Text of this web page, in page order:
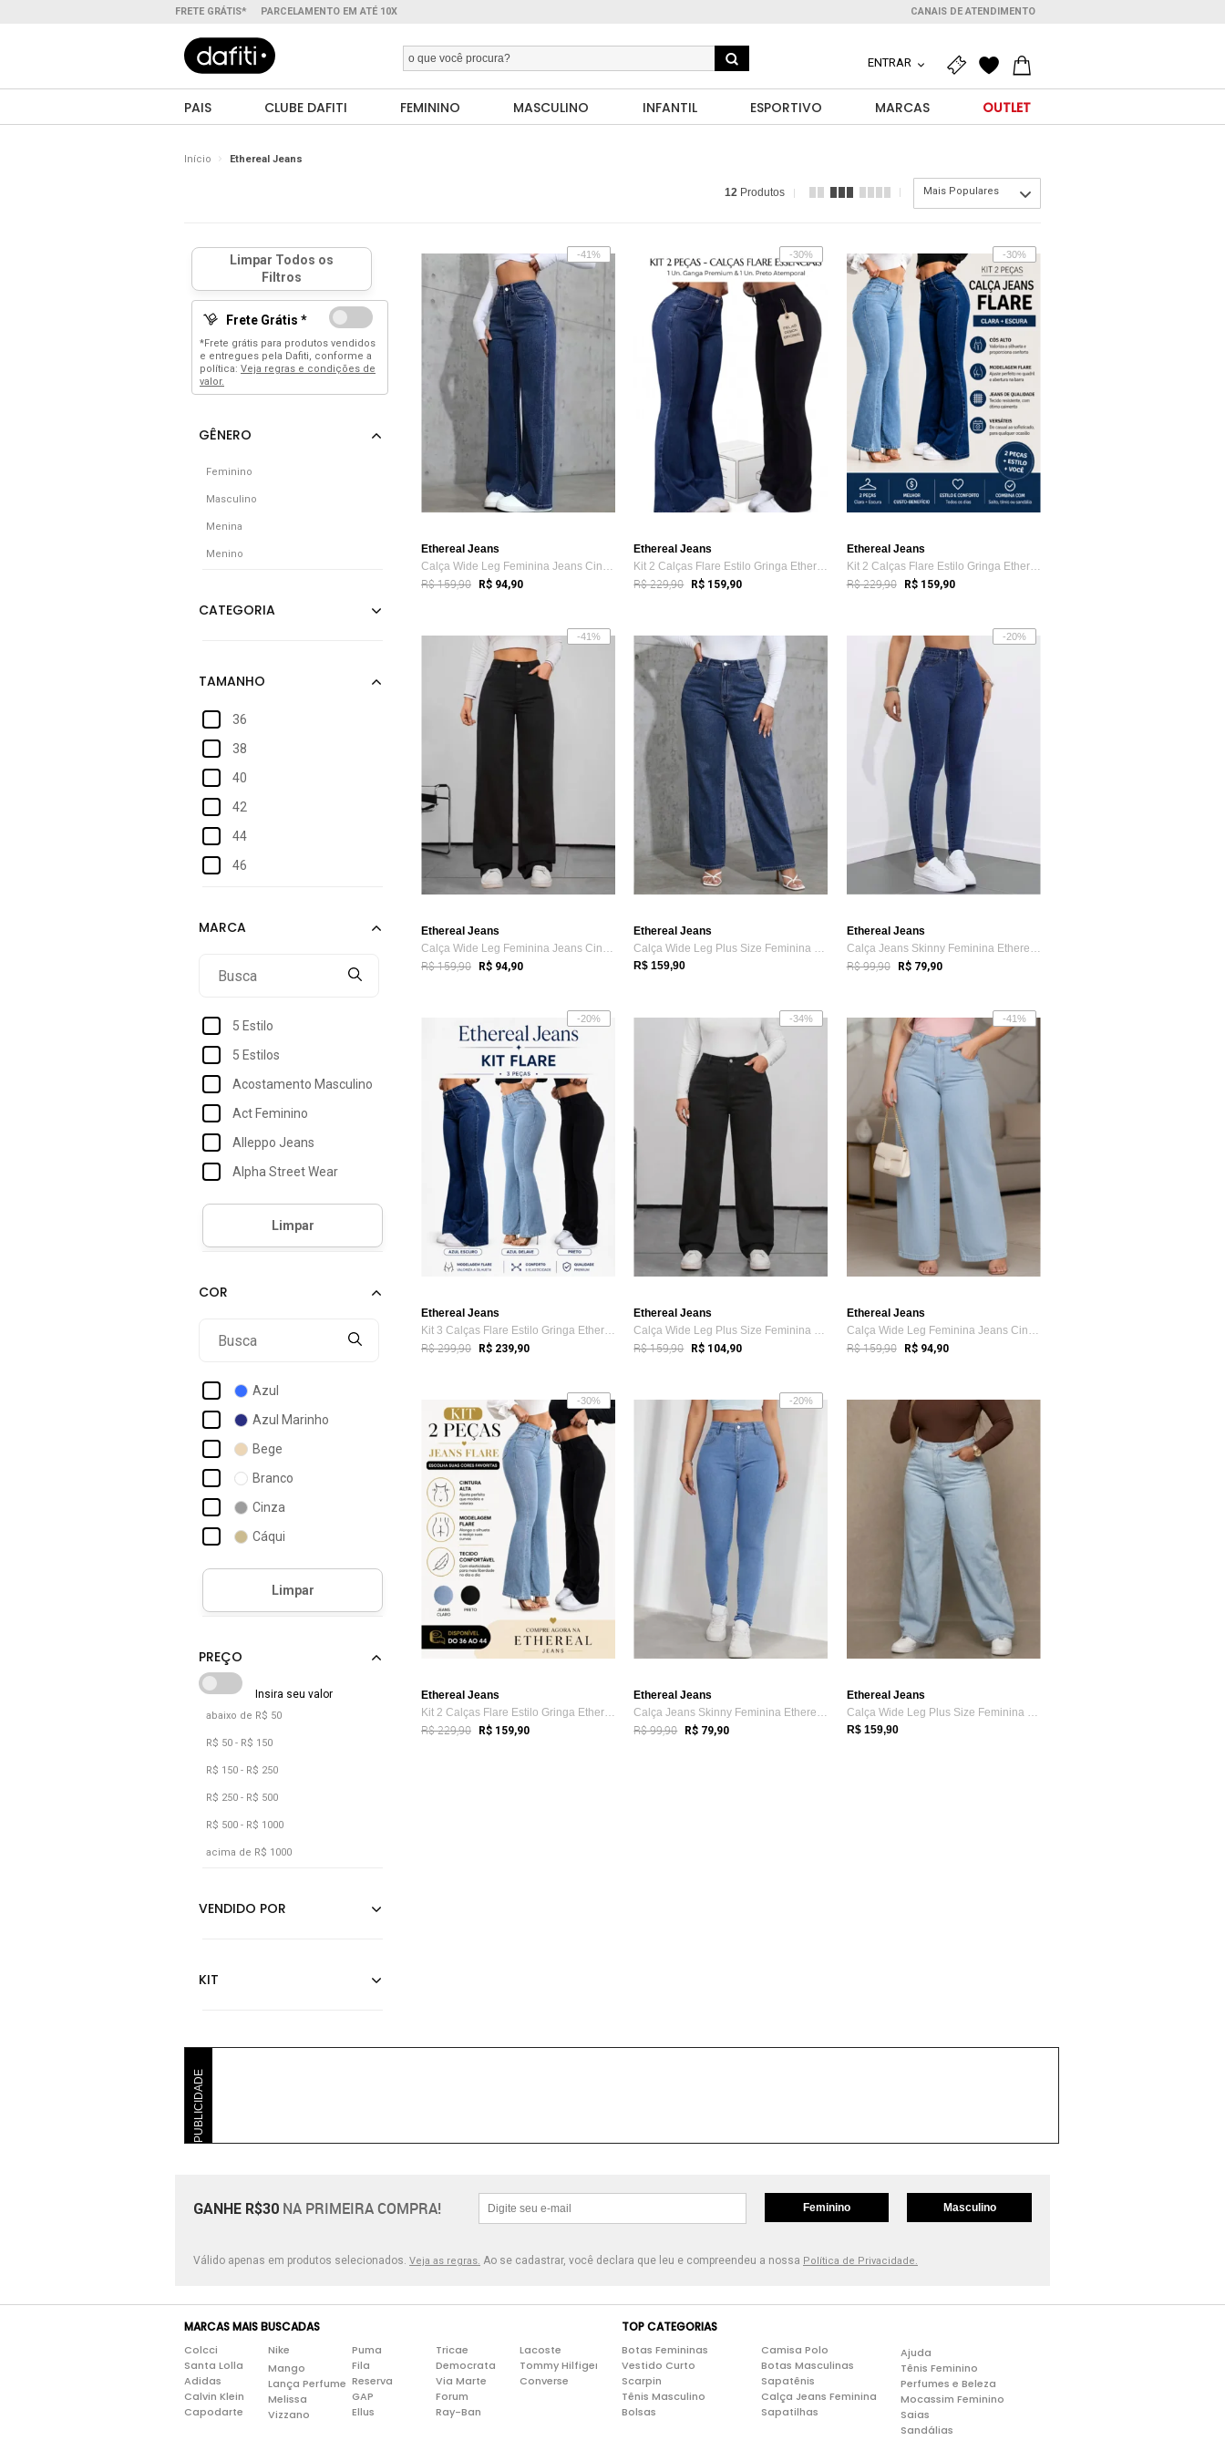
FRETE GRÁTIS* PARCELAMENTO EM ATÉ 10X CANAIS DE ATENDIMENTO
ENTRAR
PAIS CLUBE DAFITI FEMININO MASCULINO INFANTIL ESPORTIVO MARCAS OUTLET
Início Ethereal Jeans
12 Produtos Mais Populares
Frete Grátis *
*Frete grátis para produtos vendidos
e entregues pela Dafiti, conforme a
política: Veja regras e condições de
valor.
Feminino
Masculino
Menina
Menino
36
38
40
42
44
46
50
54
5 Estilo
5 Estilos
Acostamento Masculino
Act Feminino
Alleppo Jeans
Alpha Street Wear
Amazonia Vital
B2a Kids
Azul
Azul Marinho
Bege
Branco
Cinza
Cáqui
Jeans
Multicolorido
Verde Militar
abaixo de R$ 50
R$ 50 - R$ 150
R$ 150 - R$ 250
R$ 250 - R$ 500
R$ 500 - R$ 1000
acima de R$ 1000
-41%
Ethereal Jeans
Calça Wide Leg Feminina Jeans Cintura Al...
R$ 159,90 R$ 94,90
-30%
Ethereal Jeans
Kit 2 Calças Flare Estilo Gringa Etherea...
R$ 229,90 R$ 159,90
-30%
Ethereal Jeans
Kit 2 Calças Flare Estilo Gringa Etherea...
R$ 229,90 R$ 159,90
-41%
Ethereal Jeans
Calça Wide Leg Feminina Jeans Cintura Al...
R$ 159,90 R$ 94,90
Ethereal Jeans
Calça Wide Leg Plus Size Feminina Jeans ...
R$ 159,90
-20%
Ethereal Jeans
Calça Jeans Skinny Feminina Ethereal Est...
R$ 99,90 R$ 79,90
-20%
Ethereal Jeans
Kit 3 Calças Flare Estilo Gringa Etherea...
R$ 299,90 R$ 239,90
-34%
Ethereal Jeans
Calça Wide Leg Plus Size Feminina Jeans ...
R$ 159,90 R$ 104,90
-41%
Ethereal Jeans
Calça Wide Leg Feminina Jeans Cintura Al...
R$ 159,90 R$ 94,90
-30%
Ethereal Jeans
Kit 2 Calças Flare Estilo Gringa Etherea...
R$ 229,90 R$ 159,90
-20%
Ethereal Jeans
Calça Jeans Skinny Feminina Ethereal Est...
R$ 99,90 R$ 79,90
Ethereal Jeans
Calça Wide Leg Plus Size Feminina Jeans ...
R$ 159,90
PUBLICIDADE
GANHE R$30 NA PRIMEIRA COMPRA! Feminino Masculino
Válido apenas em produtos selecionados. Veja as regras. Ao se cadastrar, você declara que leu e compreendeu a nossa Política de Privacidade.
MARCAS MAIS BUSCADAS
Colcci
Santa Lolla
Adidas
Calvin Klein
Capodarte
Nike
Mango
Lança Perfume
Melissa
Vizzano
Puma
Fila
Reserva
GAP
Ellus
Tricae
Democrata
Via Marte
Forum
Ray-Ban
Lacoste
Tommy Hilfiger
Converse
TOP CATEGORIAS
Botas Femininas
Vestido Curto
Scarpin
Tênis Masculino
Bolsas
Camisa Polo
Botas Masculinas
Sapatênis
Calça Jeans Feminina
Sapatilhas
Ajuda
Tênis Feminino
Perfumes e Beleza
Mocassim Feminino
Saias
Sandálias